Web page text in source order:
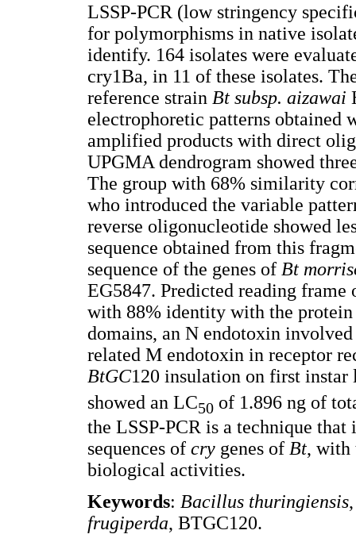
LSSP-PCR (low stringency
for polymorphisms in native
identify. 164 isolates were
cry1Ba, in 11 of these isolates.
reference strain Bt subsp. aizawai
electrophoretic patterns obtained
amplified products with direct
UPGMA dendrogram showed
The group with 68% similarity
who introduced the variable
reverse oligonucleotide showed
sequence obtained from this
sequence of the genes of Bt
EG5847. Predicted reading
with 88% identity with the protein
domains, an N endotoxin
related M endotoxin in receptor
BtGC120 insulation on first
showed an LC50 of 1.896 ng of
the LSSP-PCR is a technique
sequences of cry genes of Bt, with
biological activities.
Keywords: Bacillus thuringiensis
frugiperda, BTGC120.